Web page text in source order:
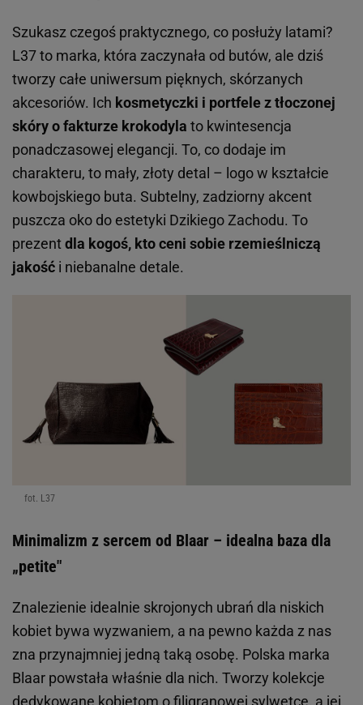
Szukasz czegoś praktycznego, co posłuży latami?
L37 to marka, która zaczynała od butów, ale dziś
tworzy całe uniwersum pięknych, skórzanych
akcesoriów. Ich kosmetyczki i portfele z tłoczonej
skóry o fakturze krokodyla to kwintesencja
ponadczasowej elegancji. To, co dodaje im
charakteru, to mały, złoty detal – logo w kształcie
kowbojskiego buta. Subtelny, zadziorny akcent
puszcza oko do estetyki Dzikiego Zachodu. To
prezentdla kogoś, kto ceni sobie rzemieślniczą
jakość i niebanalne detale.
fot. L37
Minimalizm z sercem od Blaar – idealna baza dla
„petite"
Znalezienie idealnie skrojonych ubrań dla niskich
kobiet bywa wyzwaniem, a na pewno każda z nas
zna przynajmniej jedną taką osobę. Polska marka
Blaar powstała właśnie dla nich. Tworzy kolekcje
dedykowane kobietom o filigranowej sylwetce, a jej